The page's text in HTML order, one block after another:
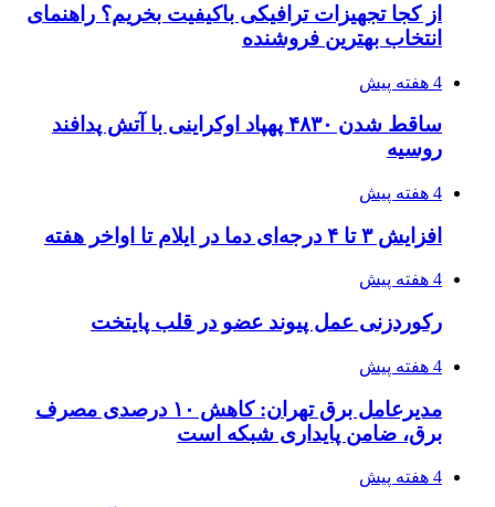
از کجا تجهیزات ترافیکی باکیفیت بخریم؟ راهنمای
انتخاب بهترین فروشنده
4 هفته پیش
ساقط شدن ۴۸۳۰ پهپاد اوکراینی با آتش پدافند
روسیه
4 هفته پیش
افزایش ۳ تا ۴ درجه‌ای دما در ایلام تا اواخر هفته
4 هفته پیش
رکوردزنی عمل پیوند عضو در قلب پایتخت
4 هفته پیش
مدیرعامل برق تهران: کاهش ۱۰ درصدی مصرف
برق، ضامن پایداری شبکه است
4 هفته پیش